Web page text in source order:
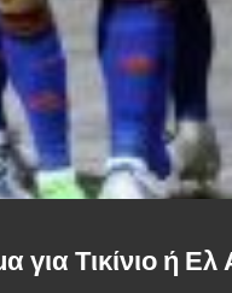
για Τικίνιο ή